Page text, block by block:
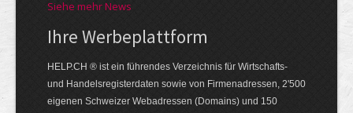
Siehe mehr News
Ihre Werbe­platt­form
HELP.CH ® ist ein führendes Ver­zeich­nis für Wirt­schafts-
und Handels­register­daten so­wie von Firmen­adressen, 2'500
eige­nen Schweizer Web­adressen (Domains) und 150